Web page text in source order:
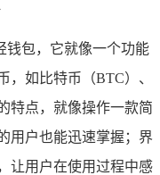
钱包，它就像一个功能
，如比特币（BTC）、
特点，就像操作一款简
用户也能迅速掌握；界
让用户在使用过程中感